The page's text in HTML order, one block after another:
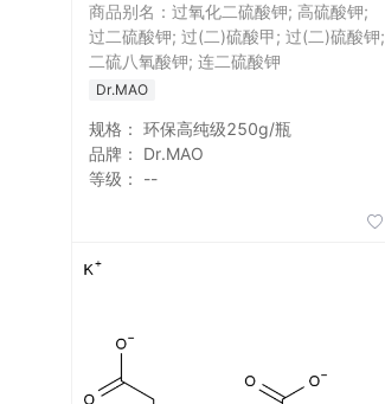
商品别名：过氧化二硫酸钾; 高硫酸钾;
过二硫酸钾; 过(二)硫酸甲; 过(二)硫酸钾;
二硫八氧酸钾; 连二硫酸钾
Dr.MAO
规格： 环保高纯级250g/瓶
品牌：
Dr.MAO
等级：
--

日化行业